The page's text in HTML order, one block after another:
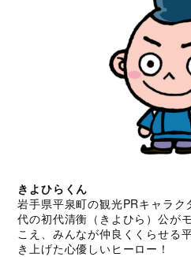
きよひらくん
岩手県平泉町の観光PRキャラク
代の初代清衡（きよひら）公が
こえ、みんなが仲良くくらせる
き上げた心優しいヒーロー！